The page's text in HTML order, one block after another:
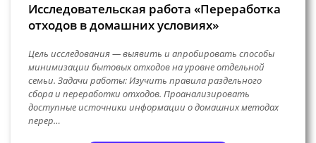
Исследовательская работа «Переработка
отходов в домашних условиях»
Цель исследования — выявить и апробировать способы
минимизации бытовых отходов на уровне отдельной
семьи. Задачи работы: Изучить правила раздельного
сбора и переработки отходов. Проанализировать
доступные источники информации о домашних методах
перер…